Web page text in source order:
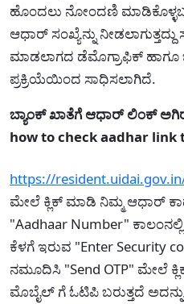
ಹೊಂದಲು ನೋಂದಣಿ
ಆಧಾರ್ ಸಂಖ್ಯೆನ್ನು
ಮಾಡಲಾಗದ ಡೆಮೊಗ್ರಾಫಿಕ್
ಪ್ರಕ್ರಿಯೆಯಿಂದ ಸಾಧಿಸಲಾಗಿದೆ.
ಬ್ಯಾಂಕ್ ಖಾತೆಗೆ ಆಧಾರ್ ಲಿಂಕ್
how to check aadhar link
https://
ಮೇಲೆ ಕ್ಲಿಕ್ ಮಾಡಿ ನಿಮ್ಮ ಆಧಾರ್
"Aadhaar Number"
ಕೆಳಗೆ ಇರುವ "Enter Security
ನಮೂದಿಸಿ "Send OTP" ಮೇಲೆ
ಮೊಬೈಲ್ ಗೆ ಓಟಿಪಿ ಬರುತ್ತದೆ